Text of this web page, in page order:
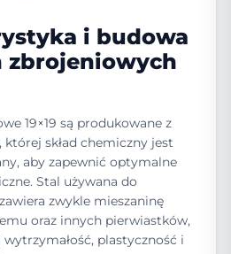
i budowa
zbrojeniowych
19×19 są produkowane z
skład chemiczny jest
aby zapewnić optymalne
Stal używana do
zwykle mieszaninę
oraz innych pierwiastków,
plastyczność i